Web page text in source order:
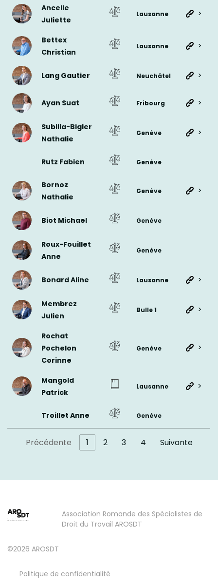
Ancelle
Juliette
Lausanne >
Bettex
Christian
Lausanne >
Lang Gautier Neuchâtel >
Ayan Suat Fribourg >
Subilia-Bigler
Nathalie
Genève >
Rutz Fabien Genève
Bornoz
Nathalie
Genève >
Biot Michael Genève
Roux-Fouillet
Anne
Genève
Bonard Aline Lausanne >
Membrez
Julien
Bulle 1 >
Rochat
Pochelon
Corinne
Genève >
Mangold
Patrick
Lausanne >
Troillet Anne Genève
Précédente 1 2 3 4 Suivante
Association Romande des Spécialistes de
Droit du Travail AROSDT
©2026 AROSDT
Politique de confidentialité